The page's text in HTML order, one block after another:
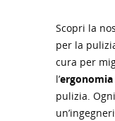
Scopri la
per la
cura per
l’ergonomia
pulizia.